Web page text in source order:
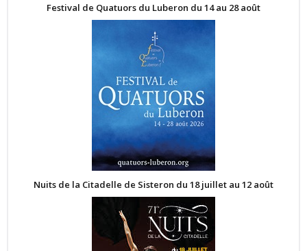
Festival de Quatuors du Luberon du 14 au 28 août
Nuits de la Citadelle de Sisteron du 18 juillet au 12 août